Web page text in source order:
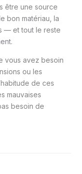
être une source
bon matériau, la
— et tout le reste
vous avez besoin
ou les
de ces
mauvaises
besoin de